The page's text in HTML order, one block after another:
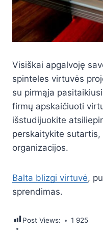
Visiškai apgalvoję
spinteles virtuvės
su pirmąja
firmų apskaičiuoti
išstudijuokite
perskaitykite sutartis,
organizacijos.
Balta blizgi virtuvė,
sprendimas.
Post Views: 1 925